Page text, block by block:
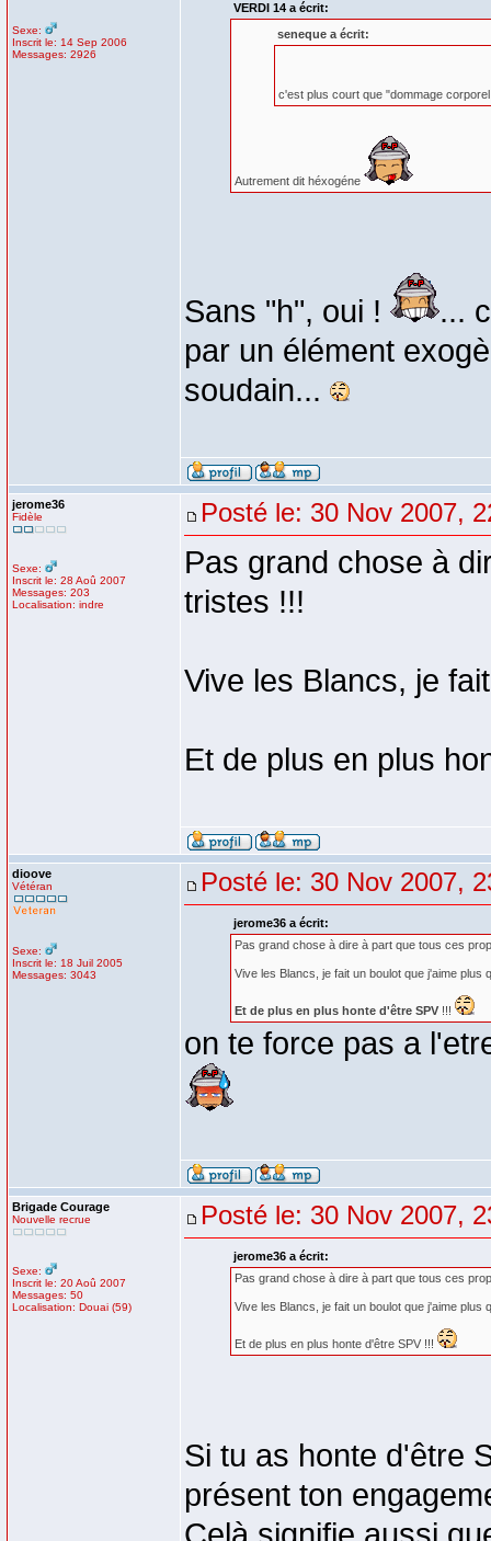
Sexe:
Inscrit le: 14 Sep 2006
Messages: 2926
VERDI 14 a écrit:
seneque a écrit:
c'est plus court que "dommage
Autrement dit héxogéne
Sans "h", oui !
...
par un élément
soudain...
jerome36
Fidèle
Sexe:
Inscrit le: 28 Aoû 2007
Messages: 203
Localisation: indre
Posté le: 30 Nov 2007,
Pas grand chose à
tristes !!!
Vive les Blancs, je
Et de plus en plus
dioove
Vétéran
Sexe:
Inscrit le: 18 Juil 2005
Messages: 3043
Posté le: 30 Nov 2007,
jerome36 a écrit:
Pas grand chose à dire à part que tous ces
Vive les Blancs, je fait un boulot que j'aime plus
Et de plus en plus honte d'être SPV!!!
on te force pas a
Brigade Courage
Nouvelle recrue
Sexe:
Inscrit le: 20 Aoû 2007
Messages: 50
Localisation: Douai (59)
Posté le: 30 Nov 2007,
jerome36 a écrit:
Pas grand chose à dire à part que tous ces
Vive les Blancs, je fait un boulot que j'aime plus
Et de plus en plus honte d'être SPV !!!
Si tu as honte d'être
présent ton